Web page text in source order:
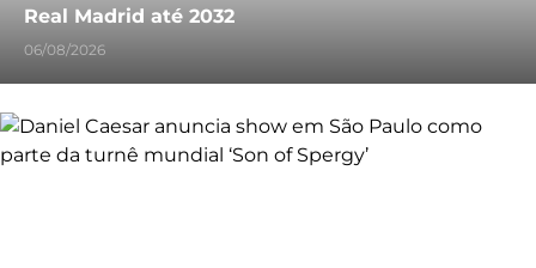
Real Madrid até 2032
06/08/2026